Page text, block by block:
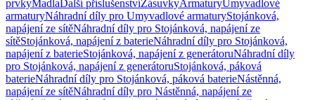
prvkyMadlaDalší příslušenstvíZásuvkyArmaturyUmyvadlové
armaturyNáhradní díly pro Umyvadlové armaturyStojánková,
napájení ze sítěNáhradní díly pro Stojánková, napájení ze
sítěStojánková, napájení z baterieNáhradní díly pro Stojánková,
napájení z baterieStojánková, napájení z generátoruNáhradní díly
pro Stojánková, napájení z generátoruStojánková, páková
baterieNáhradní díly pro Stojánková, páková baterieNástěnná,
napájení ze sítěNáhradní díly pro Nástěnná, napájení ze